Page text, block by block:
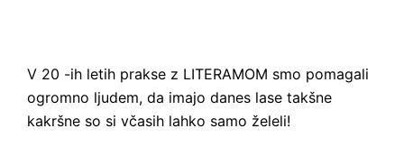
V 20 -ih letih prakse z LITERAMOM smo pomagali
ogromno ljudem, da imajo danes lase takšne
kakršne so si včasih lahko samo želeli!